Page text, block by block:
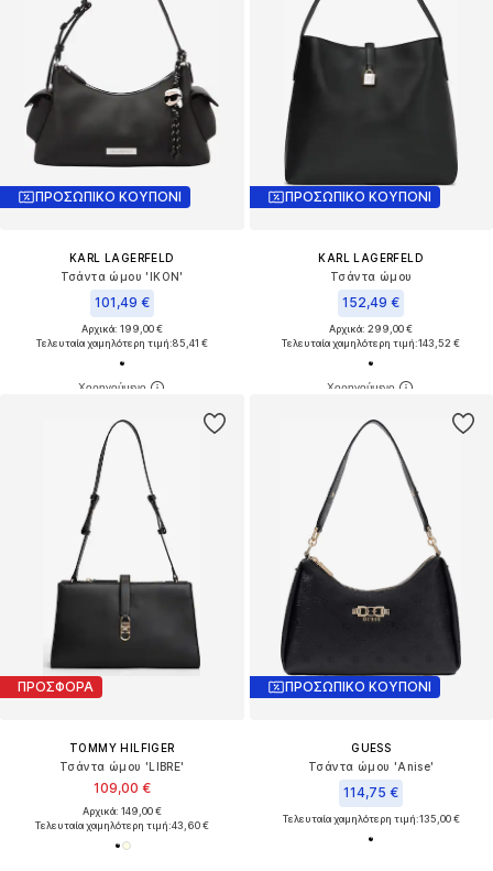
ΠΡΟΣΩΠΙΚΟ ΚΟΥΠΟΝΙ
KARL LAGERFELD
Τσάντα ώμου 'IKON'
101,49 €
Αρχικά: 199,00 €
Τελευταία χαμηλότερη τιμή:85,41 €
ΠΡΟΣΩΠΙΚΟ ΚΟΥΠΟΝΙ
KARL LAGERFELD
Τσάντα ώμου
152,49 €
Αρχικά: 299,00 €
Τελευταία χαμηλότερη τιμή:143,52 €
ΠΡΟΣΦΟΡΑ
TOMMY HILFIGER
Τσάντα ώμου 'LIBRE'
109,00 €
Αρχικά: 149,00 €
Τελευταία χαμηλότερη τιμή:43,60 €
ΠΡΟΣΩΠΙΚΟ ΚΟΥΠΟΝΙ
GUESS
Τσάντα ώμου 'Anise'
114,75 €
Τελευταία χαμηλότερη τιμή:135,00 €